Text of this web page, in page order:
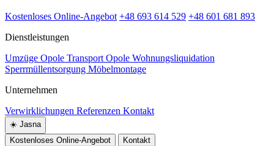
Kostenloses Online-Angebot +48 693 614 529 +48 601 681 893
Dienstleistungen
Umzüge Opole Transport Opole Wohnungsliquidation
Sperrmüllentsorgung Möbelmontage
Unternehmen
Verwirklichungen Referenzen Kontakt
☀️ Jasna
Kostenloses Online-Angebot
Kontakt